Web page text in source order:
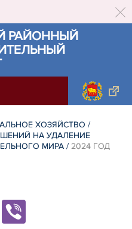
РАЙОННЫЙ
ХОЗЯЙСТВО /
НА УДАЛЕНИЕ
МИРА / 2024 ГОД